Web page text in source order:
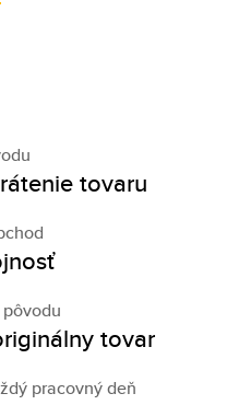
tovaru
tovar
pracovný deň